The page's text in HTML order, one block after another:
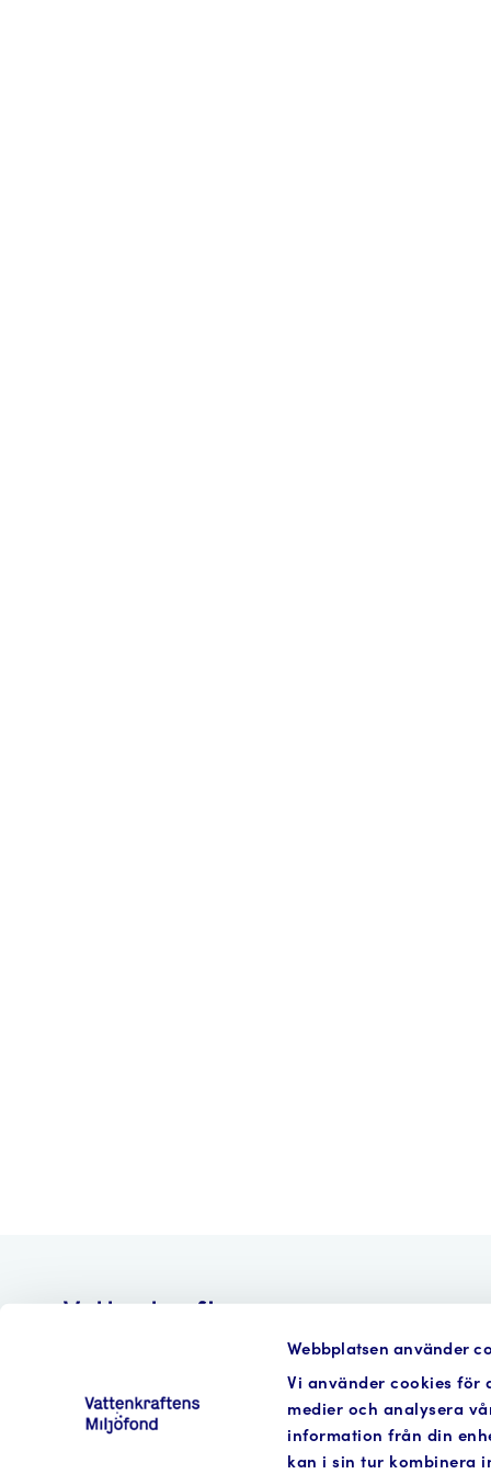
Webbplatsen använder
Vi använder cookies
medier och analysera
information från din
kan i sin tur kombinera